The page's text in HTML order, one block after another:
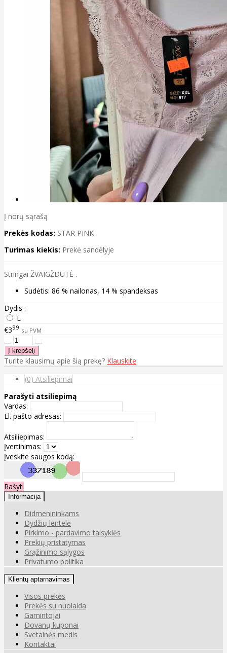
Į norų sąrašą
Prekės kodas: STAR PINK
Turimas kiekis: Prekė sandėlyje
Stringai ŽVAIGŽDUTĖ .
Sudėtis: 86 % nailonas, 14 % spandeksas
Dydis :
L
€399 su PVM
Turite klausimų apie šią prekę? Klauskite
(0) Atsiliepimai
Parašyti atsiliepimą
Vardas:
El. pašto adresas:
Atsiliepimas:
Įvertinimas:
Įveskite saugos kodą:
Rašyti
Informacija
Didmenininkams
Dydžių lentelė
Pirkimo - pardavimo taisyklės
Prekių pristatymas
Grąžinimo sąlygos
Privatumo politika
Klientų aptarnavimas
Visos prekės
Prekės su nuolaida
Gamintojai
Dovanų kuponai
Svetainės medis
Kontaktai